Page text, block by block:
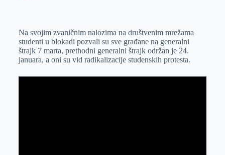
e
r
I
n
s
A
p
p
a
i
l
Na svojim zvaničnim nalozima na društvenim mrežama
studenti u blokadi pozvali su sve građane na generalni
štrajk 7 marta, prethodni generalni štrajk održan je 24.
januara, a oni su vid radikalizacije studenskih protesta.